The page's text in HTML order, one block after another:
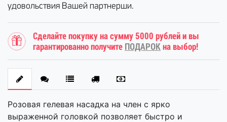
удовольствия Вашей партнерши.
Сделайте покупку на сумму 5000 рублей и вы
гарантированно получите ПОДАРОК на выбор!
Розовая гелевая насадка на член с ярко
выраженной головкой позволяет быстро и